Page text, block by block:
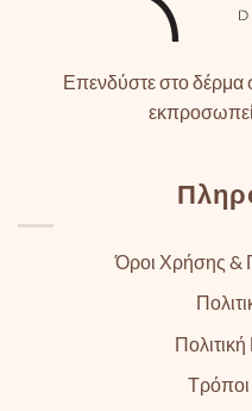
Επενδύστε στο δέρμα
Όροι Χρήσης &